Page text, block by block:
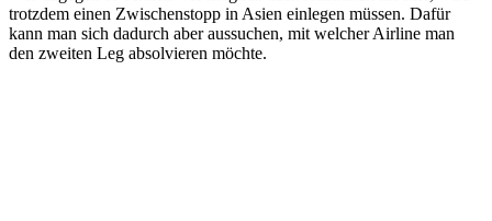
trotzdem einen Zwischenstopp in Asien einlegen müssen. Dafür
kann man sich dadurch aber aussuchen, mit welcher Airline man
den zweiten Leg absolvieren möchte.